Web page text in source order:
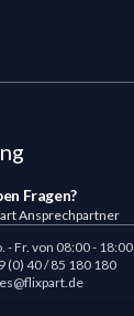
Fragen?
Ansprechpartner
- Fr. von 08:00 - 18:00
(0) 40 / 85 180 180